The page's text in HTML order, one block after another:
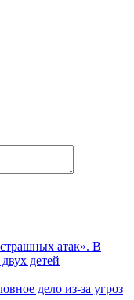
атак». В
детей
дело из-за угроз